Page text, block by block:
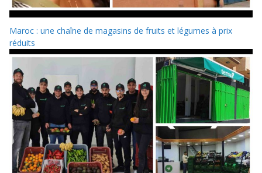
Maroc : une chaîne de magasins de fruits et légumes à prix
réduits